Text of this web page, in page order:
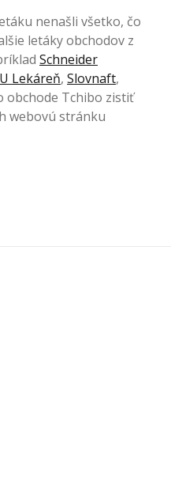
nenašli všetko, čo
letáky obchodov z
Schneider
Lekáreň, Slovnaft,
obchode Tchibo zistiť
webovú stránku